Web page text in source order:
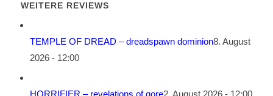
WEITERE REVIEWS
TEMPLE OF DREAD – dreadspawn dominion8. August
2026 - 12:00